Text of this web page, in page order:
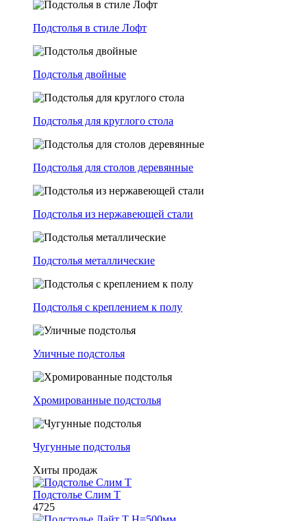
Подстолья в стиле Лофт
Подстолья двойные
Подстолья для круглого стола
Подстолья для столов деревянные
Подстолья из нержавеющей стали
Подстолья металлические
Подстолья с креплением к полу
Уличные подстолья
Хромированные подстолья
Чугунные подстолья
Хиты продаж
Подстолье Слим Т
4725